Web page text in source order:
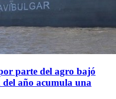
parte del agro bajó
año acumula una